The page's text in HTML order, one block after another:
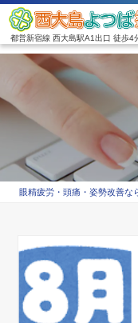
都営新宿線 西大島駅A1出口 徒歩4
眼精疲労・頭痛・姿勢改善な